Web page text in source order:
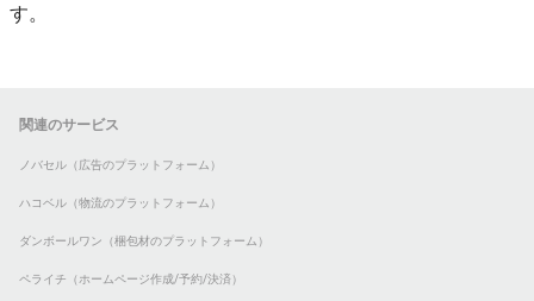
す。
関連のサービス
ノバセル（広告のプラットフォーム）
ハコベル（物流のプラットフォーム）
ダンボールワン（梱包材のプラットフォーム）
ペライチ（ホームページ作成/予約/決済）